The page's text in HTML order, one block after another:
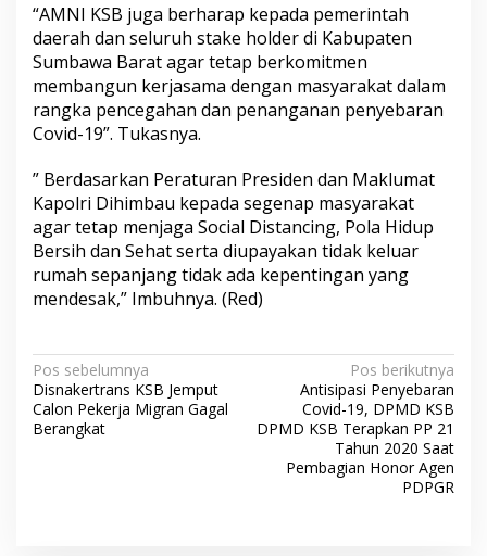
“AMNI KSB juga berharap kepada pemerintah
daerah dan seluruh stake holder di Kabupaten
Sumbawa Barat agar tetap berkomitmen
membangun kerjasama dengan masyarakat dalam
rangka pencegahan dan penanganan penyebaran
Covid-19”. Tukasnya.
” Berdasarkan Peraturan Presiden dan Maklumat
Kapolri Dihimbau kepada segenap masyarakat
agar tetap menjaga Social Distancing, Pola Hidup
Bersih dan Sehat serta diupayakan tidak keluar
rumah sepanjang tidak ada kepentingan yang
mendesak,” Imbuhnya. (Red)
N
a
v
Pos sebelumnya
Disnakertrans KSB Jemput
Calon Pekerja Migran Gagal
Berangkat
Pos berikutnya
Antisipasi Penyebaran
Covid-19, DPMD KSB
DPMD KSB Terapkan PP 21
Tahun 2020 Saat
Pembagian Honor Agen
PDPGR